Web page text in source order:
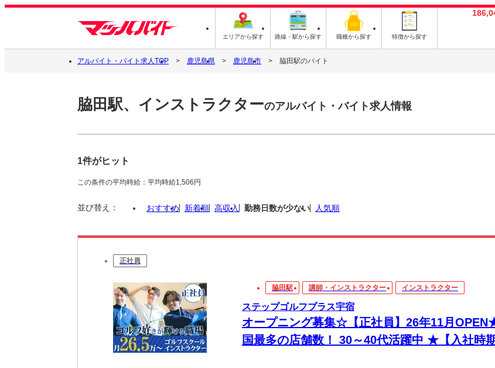
エリアから探す 路線・駅から探す 職種から探す 特徴から探す
アルバイト・バイト求人TOP 鹿児島県 鹿児島市 脇田駅のバイト
脇田駅、インストラクターのアルバイト・バイト求人情報
1件がヒット
この条件の平均時給：平均時給1,506円
並び替え： おすすめ 新着順 高収入 勤務日数が少ない 人気順
正社員
脇田駅 講師・インストラクター インストラクター
ステップゴルフプラス宇宿
オープニング募集☆【正社員】26年11月
国最多の店舗数！ 30～40代活躍中 ★【入社時